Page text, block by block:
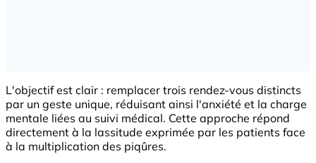
L'objectif est clair : remplacer trois rendez-vous distincts
par un geste unique, réduisant ainsi l'anxiété et la charge
mentale liées au suivi médical. Cette approche répond
directement à la lassitude exprimée par les patients face
à la multiplication des piqûres.